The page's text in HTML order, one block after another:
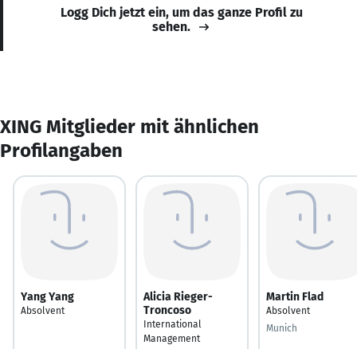
Logg Dich jetzt ein, um das ganze Profil zu
sehen.
XING Mitglieder mit ähnlichen
Profilangaben
Yang Yang
Absolvent
Alicia Rieger-
Troncoso
International
Management
Martin Flad
Absolvent
Munich